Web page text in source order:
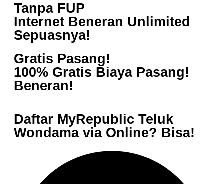
Tanpa FUP
Internet Beneran Unlimited
Sepuasnya!
Gratis Pasang!
100% Gratis Biaya Pasang!
Beneran!
Daftar MyRepublic Teluk
Wondama via Online? Bisa!